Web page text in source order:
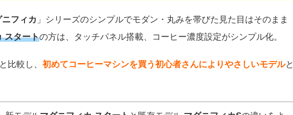
ニフィカ 」シリーズのシンプルでモダン・丸みを帯びた見た目はそのまま
スタートの方は、タッチパネル搭載、コーヒー濃度設定がシンプル化。
比較し、 初めてコーヒーマシンを買う初心者さんによりやさしいモデルと